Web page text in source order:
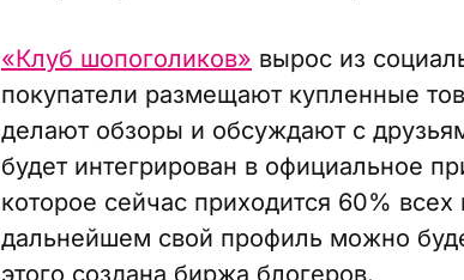
«Клуб шопоголиков» вырос из
покупатели размещают купленные
делают обзоры и обсуждают с
будет интегрирован в официальное
которое сейчас приходится 60%
дальнейшем свой профиль можно
этого создана биржа блогеров.